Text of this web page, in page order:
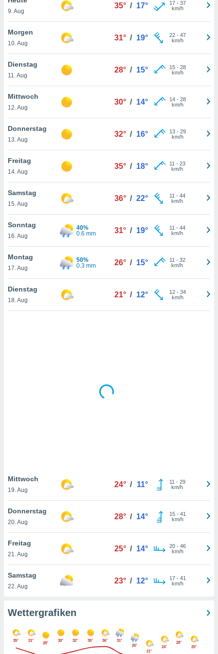
oder
Partner
es uns
das
der
Profil zu
Ihnen
finden
. Sie
jederzeit
Rand
können
von
und
klicken.
und
9. Aug
35° / 17° 17- 37
km/h
Morgen
10. Aug
31° / 19° 22- 47
km/h
Dienstag
11. Aug
28° / 15° 15- 28
km/h
Mittwoch
12. Aug
30° / 14° 14- 28
km/h
Donnerstag
13. Aug
32° / 16° 13- 29
km/h
Freitag
14. Aug
35° / 18° 11 - 23
km/h
Samstag
15. Aug
36° / 22° 11 - 44
km/h
Sonntag
16. Aug
40%
0.6 mm
31° / 19° 11 - 44
km/h
Montag
17. Aug
50%
0.3 mm
26° / 15° 11 - 32
km/h
Dienstag
18. Aug
21° / 12° 12- 34
km/h
Mittwoch
19. Aug
24° / 11° 11 - 29
km/h
Donnerstag
20. Aug
28° / 14° 15- 41
km/h
Freitag
21. Aug
25° / 14° 20- 46
km/h
Samstag
22. Aug
23° / 12° 17- 41
km/h
Wettergrafiken
35° 31°
28°
30° 32° 35° 36°
31°
26°
21°
24°
28°
25°